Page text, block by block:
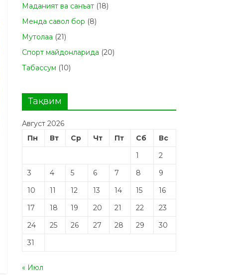
Маданият ва санъат (18)
Менда савол бор (8)
Мутолаа (21)
Спорт майдонларида (20)
Табасcум (10)
Тақвим
Август 2026
Пн
Вт Ср Чт Пт Сб
Вс
1
2
3
4 5 6 7 8
9
10
11 12 13 14 15
16
17
18 19 20 21 22
23
24
25 26 27 28 29
30
31
« Июл